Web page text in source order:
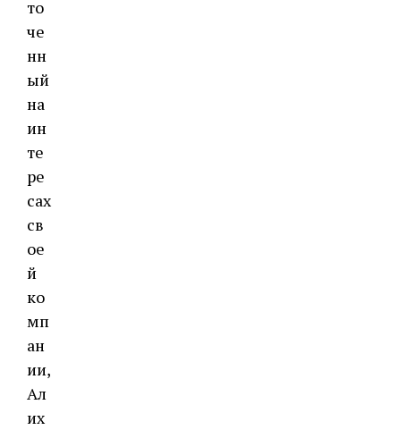
то
че
нн
ый
на
ин
те
ре
сах
св
ое
й
ко
мп
ан
ии,
Ал
их